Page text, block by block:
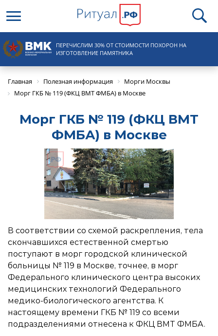
Круглосуточная справочная
8 (495) 100-31-15
ПЕРЕЧИСЛИМ 30% ОТ СТОИМОСТИ ПОХОРОН НА
ИЗГОТОВЛЕНИЕ ПАМЯТНИКА
Главная Полезная информация
Морги Москвы
Морг ГКБ № 119 (ФКЦ ВМТ ФМБА) в Москве
Морг ГКБ № 119 (ФКЦ ВМТ
ФМБА) в Москве
В соответствии со схемой раскрепления, тела
скончавшихся естественной смертью
поступают в морг городской клинической
больницы № 119 в Москве, точнее, в морг
Федерального клинического центра высоких
медицинских технологий Федерального
медико-биологического агентства. К
настоящему времени ГКБ № 119 со всеми
подразделениями отнесена к ФКЦ ВМТ ФМБА.